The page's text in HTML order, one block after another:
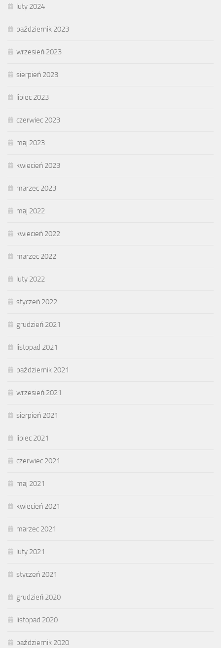
luty 2024
październik 2023
wrzesień 2023
sierpień 2023
lipiec 2023
czerwiec 2023
maj 2023
kwiecień 2023
marzec 2023
maj 2022
kwiecień 2022
marzec 2022
luty 2022
styczeń 2022
grudzień 2021
listopad 2021
październik 2021
wrzesień 2021
sierpień 2021
lipiec 2021
czerwiec 2021
maj 2021
kwiecień 2021
marzec 2021
luty 2021
styczeń 2021
grudzień 2020
listopad 2020
październik 2020